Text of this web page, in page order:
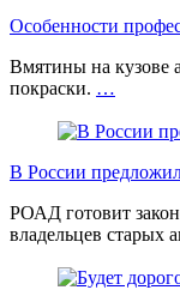
Особенности
Вмятины на кузове
покраски. …
В России
РОАД готовит
владельцев старых